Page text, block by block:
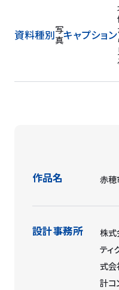
資料種別写
真キャプション
作品名 赤穂
設計事務所
株式
ティ
式会
計コ